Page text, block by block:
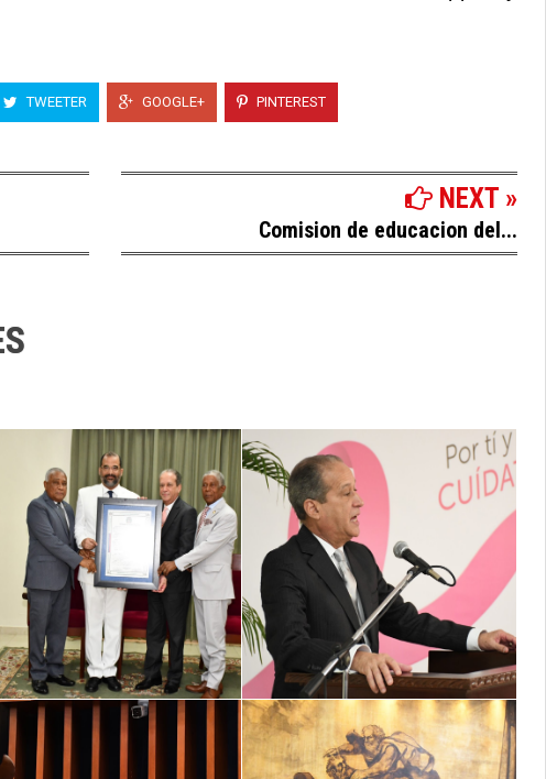
TWEETER GOOGLE+ PINTEREST
NEXT »
Comision de educacion del...